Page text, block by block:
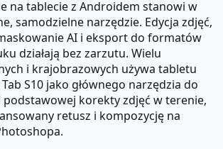
na tablecie z Androidem stanowi w
samodzielne narzędzie. Edycja zdjęć,
AI i eksport do formatów
działają bez zarzutu. Wielu
i krajobrazowych używa tabletu
S10 jako głównego narzędzia do
podstawowej korekty zdjęć w terenie,
retusz i kompozycję na